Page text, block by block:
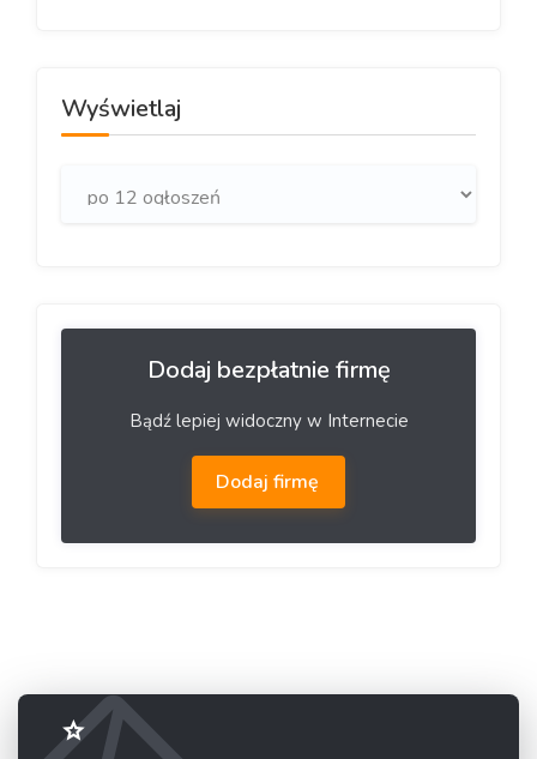
Wyświetlaj
Dodaj bezpłatnie firmę
Bądź lepiej widoczny w Internecie
Dodaj firmę